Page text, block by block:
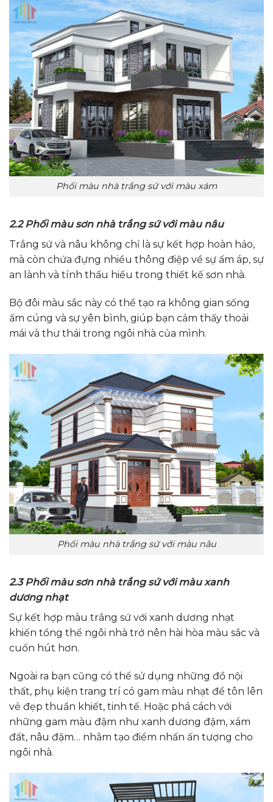
Phối màu nhà trắng sứ với màu xám
2.2 Phối màu sơn nhà trắng sứ với màu nâu
Trắng sứ và nâu không chỉ là sự kết hợp hoàn hảo,
mà còn chứa đựng nhiều thông điệp về sự ấm áp, sự
an lành và tính thấu hiểu trong thiết kế sơn nhà.
Bộ đôi màu sắc này có thể tạo ra không gian sống
ấm cúng và sự yên bình, giúp bạn cảm thấy thoải
mái và thư thái trong ngôi nhà của mình.
Phối màu nhà trắng sứ với màu nâu
2.3 Phối màu sơn nhà trắng sứ với màu xanh
dương nhạt
Sự kết hợp màu trắng sứ với xanh dương nhạt
khiến tổng thể ngôi nhà trở nên hài hòa màu sắc và
cuốn hút hơn.
Ngoài ra bạn cũng có thể sử dụng những đồ nội
thất, phụ kiện trang trí có gam màu nhạt để tôn lên
vẻ đẹp thuần khiết, tinh tế. Hoặc phá cách với
những gam màu đậm như xanh dương đậm, xám
đất, nâu đậm… nhằm tạo điểm nhấn ấn tượng cho
ngôi nhà.